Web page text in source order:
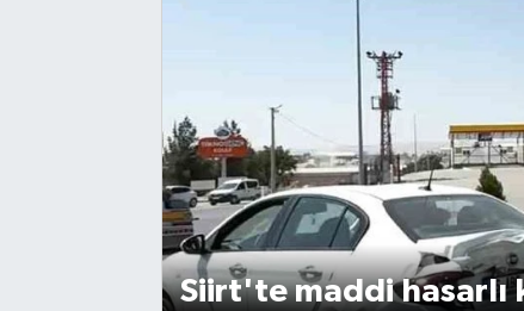
Siirt'te maddi hasarlı